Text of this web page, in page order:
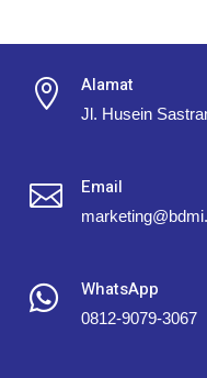
 Alamat
Jl. Husein
 Email
 WhatsApp
0812-9079-3067